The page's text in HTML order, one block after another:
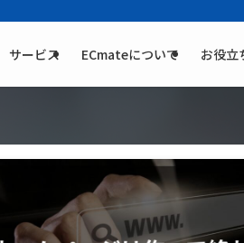
サービス ECmateについて お役立